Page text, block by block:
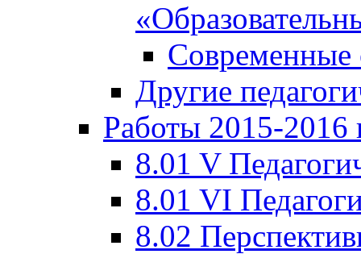
Современные
Другие
Работы 2015-2016
8.01 V
8.01 VI
8.02